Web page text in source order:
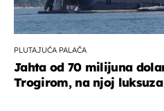
PLUTAJUĆA PALAČA
Jahta od 70 milijuna
Trogirom, na njoj